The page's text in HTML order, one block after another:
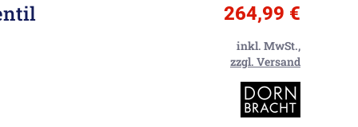
264,99 €
inkl. MwSt.,
zzgl. Versand